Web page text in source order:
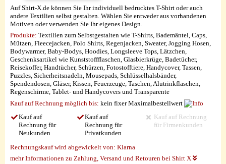
Auf Shirt-X.de können Sie Ihr individuell bedrucktes T-Shirt oder auch
andere Textilien selbst gestalten. Wählen Sie entweder aus vorhandenen
Motiven oder verwenden Sie Ihr eigenes Design.
Produkte: Textilien zum Selbstgestalten wie T-Shirts, Bademäntel, Caps,
Mützen, Fleecejacken, Polo Shirts, Regenjacken, Sweater, Jogging Hosen,
Bodywarmer, Baby-Bodys, Hoodies, Longsleeve Tops, Lätzchen,
Geschenksartikel wie Kunststoffflaschen, Glasbierkrüge, Badetücher,
Reisekoffer, Handtücher, Schürzen, Fotostofftiere, Handycover, Tassen,
Puzzles, Sicherheitsnadeln, Mousepads, Schlüsselhalsbänder,
Spendendosen, Gläser, Kissen, Feuerzeuge, Taschen, Alutrinkflaschen,
Regenschirme, Tablet- und Handycovers und Transparente
Kauf auf Rechnung möglich bis: kein fixer Maximalbestellwert
Kauf auf
Rechnung für
Neukunden
Kauf auf
Rechnung für
Privatkunden
Kauf auf Rechnung
für Firmenkunden
Rechnungskauf wird abgewickelt von: Klarna
mehr Informationen zu Zahlung, Versand und Retouren bei Shirt X